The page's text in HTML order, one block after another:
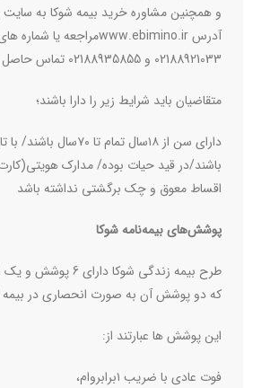
و همچنین مشاوره خرید بیمه شوکا به سایت
آدرسwww.ebimino.irمراجعه یا شماره
02188921033 و 02188935855 تماس حاصل نمایند
متقاضیان باید شرایط زیر را دارا باشند؛
دارای سن از ۱۸سال تمام تا
باشند/در قید حیات بوده/ مدارک
اقساط معوق و چک برگشتی نداشته باشد
پوشش‌های بیمه‌نامه شوکا
طرح بیمه زندگی شوکا
که دو پوشش آن به صورت انحصاری در بیمه
این پوشش ها عبارتند از:
فوت عادی با ضریب ۱برابروام،